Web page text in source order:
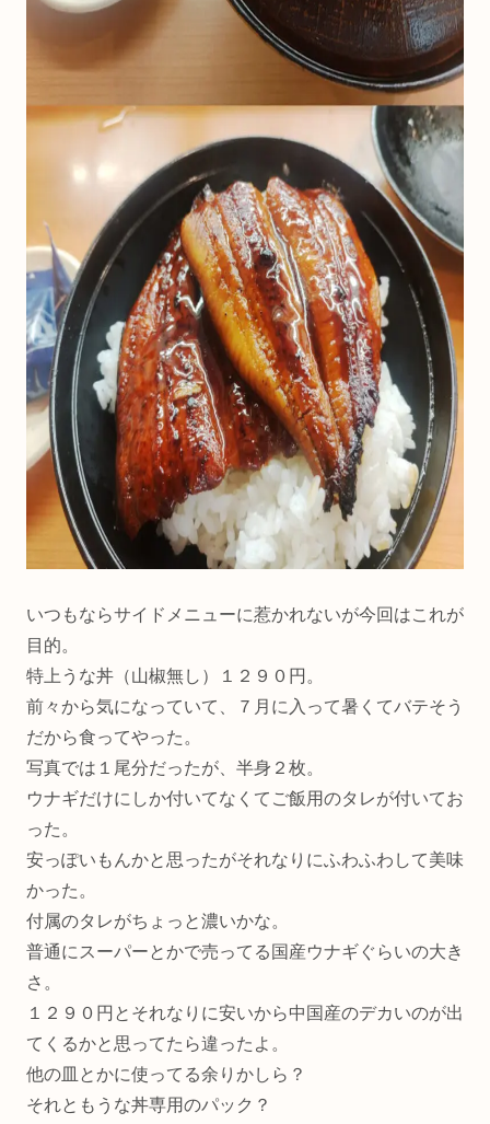
いつもならサイドメニューに惹かれないが今回はこれが
目的。
特上うな丼（山椒無し）１２９０円。
前々から気になっていて、７月に入って暑くてバテそう
だから食ってやった。
写真では１尾分だったが、半身２枚。
ウナギだけにしか付いてなくてご飯用のタレが付いてお
った。
安っぽいもんかと思ったがそれなりにふわふわして美味
かった。
付属のタレがちょっと濃いかな。
普通にスーパーとかで売ってる国産ウナギぐらいの大き
さ。
１２９０円とそれなりに安いから中国産のデカいのが出
てくるかと思ってたら違ったよ。
他の皿とかに使ってる余りかしら？
それともうな丼専用のパック？